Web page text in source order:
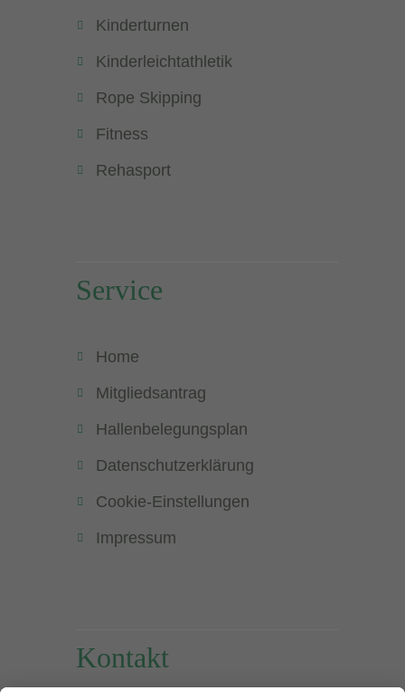
Kinderturnen
Kinderleichtathletik
Rope Skipping
Fitness
Rehasport
Service
Home
Mitgliedsantrag
Hallenbelegungsplan
Datenschutzerklärung
Cookie-Einstellungen
Impressum
Kontakt